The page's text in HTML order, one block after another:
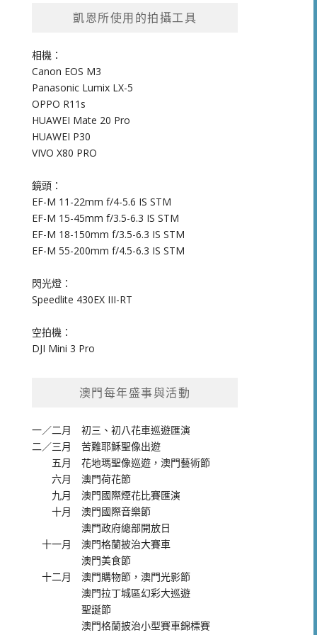
凱恩所使用的拍攝工具
相機：
Canon EOS M3
Panasonic Lumix LX-5
OPPO R11s
HUAWEI Mate 20 Pro
HUAWEI P30
VIVO X80 PRO
鏡頭：
EF-M 11-22mm f/4-5.6 IS STM
EF-M 15-45mm f/3.5-6.3 IS STM
EF-M 18-150mm f/3.5-6.3 IS STM
EF-M 55-200mm f/4.5-6.3 IS STM
閃光燈：
Speedlite 430EX III-RT
空拍機：
DJI Mini 3 Pro
澳門每年盛事與活動
一／二月初三、初八花車巡遊匯演
二／三月苦難耶穌聖像出遊
五月花地瑪聖像巡遊 ，澳門藝術節
六月澳門荷花節
九月澳門國際煙花比賽匯演
十月澳門國際音樂節
澳門政府總部開放日
十一月澳門格蘭披治大賽車
澳門美食節
十二月澳門購物節 ，澳門光影節
澳門拉丁城區幻彩大巡遊
聖誕節
澳門格蘭披治小型賽車錦標賽